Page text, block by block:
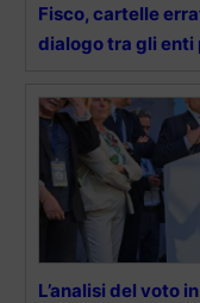
Fisco, cartelle
dialogo tra gli enti
L’analisi del voto